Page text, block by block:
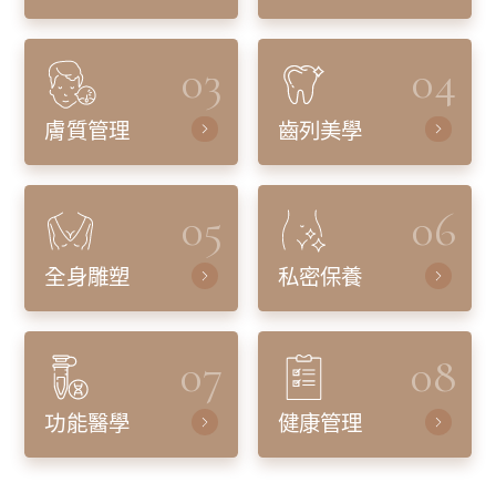
03
膚質管理
04
齒列美學
05
全身雕塑
06
私密保養
07
功能醫學
08
健康管理